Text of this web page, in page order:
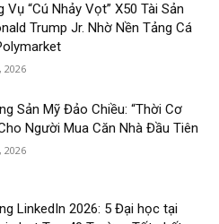
Vụ “Cú Nhảy Vọt” X50 Tài Sản
Trump Jr. Nhờ Nền Tảng Cá
2026
Sản Mỹ Đảo Chiều: “Thời Cơ
Người Mua Căn Nhà Đầu Tiên
2026
LinkedIn 2026: 5 Đại học tại